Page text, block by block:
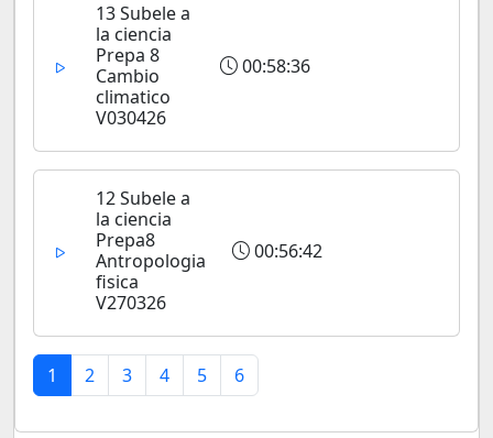
13 Subele a
la ciencia
Prepa 8
Cambio
climatico
V030426
00:58:36
12 Subele a
la ciencia
Prepa8
Antropologia
fisica
V270326
00:56:42
1 2 3 4 5 6